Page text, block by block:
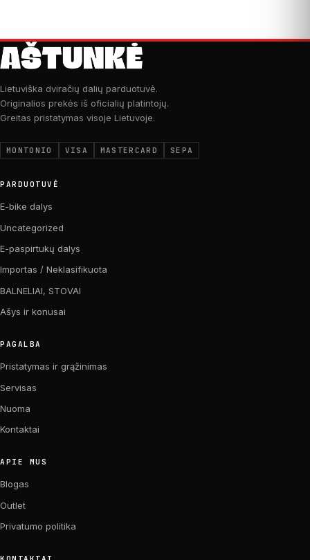
Lietuviška dviračių dalių parduotuvė.
Originalios prekės iš oficialių platintojų.
Greitas pristatymas visoje Lietuvoje.
MONTONIO VISA MASTERCARD SEPA
PARDUOTUVĖ
E-bike dalys
Uncategorized
E-paspirtukų dalys
Importas / Neklasifikuota
BALNELIAI, STOVAI
Ašys ir konusai
PAGALBA
Pristatymas ir grąžinimas
Servisas
Nuoma
Kontaktai
APIE MUS
Blogas
Outlet
Privatumo politika